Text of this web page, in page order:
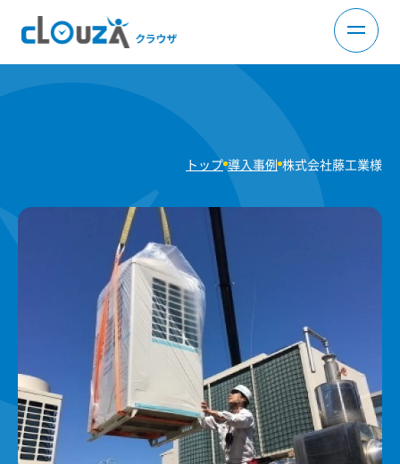
トップ 導入事例 株式会社藤工業様